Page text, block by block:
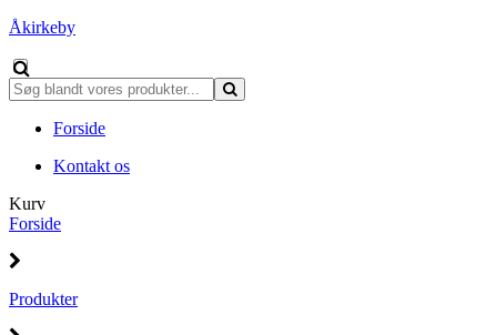
Åkirkeby
Forside
Kontakt os
Kurv
Forside
Produkter